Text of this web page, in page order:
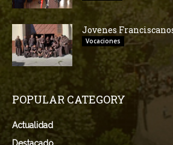
Jovenes
Vocaciones
POPULAR CATEGORY
Actualidad